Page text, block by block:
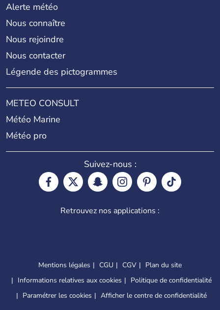
Alerte météo
Nous connaître
Nous rejoindre
Nous contacter
Légende des pictogrammes
METEO CONSULT
Météo Marine
Météo pro
Suivez-nous :
Retrouvez nos applications :
Mentions légales CGU CGV
Plan du site
Informations relatives aux cookies
Politique de confidentialité
Paramétrer les cookies
Afficher le centre de confidentialité